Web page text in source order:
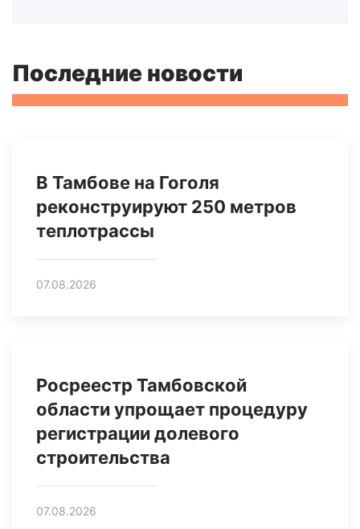
Последние новости
В Тамбове на Гоголя
реконструируют 250 метров
теплотрассы
07.08.2026
Росреестр Тамбовской
области упрощает процедуру
регистрации долевого
строительства
07.08.2026